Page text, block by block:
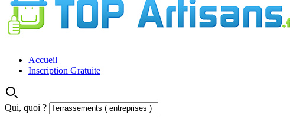
Accueil
Inscription Gratuite
Qui, quoi ?